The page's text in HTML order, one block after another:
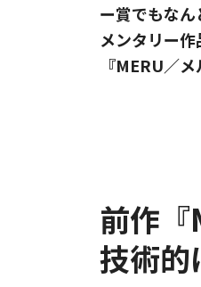
ー賞でもな
メンタリー
『MERU／
前作
技術的